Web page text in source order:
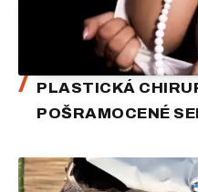
PLASTICKÁ
POŠRAMOCENÉ